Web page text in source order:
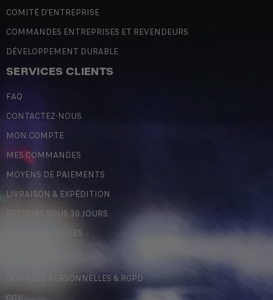
COMITÉ D'ENTREPRISE
COMMANDES ENTREPRISES ET REVENDEURS
DÉVELOPPEMENT DURABLE
SERVICES CLIENTS
FAQ
CONTACTEZ-NOUS
MON COMPTE
MES COMMANDES
MOYENS DE PAIEMENTS
LIVRAISON & EXPÉDITION
RETOURS SOUS 30 JOURS
GUIDE DES TAILLES
DONNÉES PERSONNELLES & RGPD